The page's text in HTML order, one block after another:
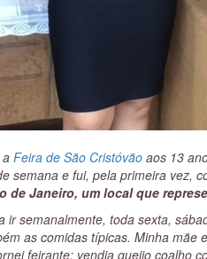
Feira de São Cristóvão aos 13
semana e fui, pela primeira vez,
de Janeiro, um local que
ir semanalmente, toda sexta,
as comidas típicas. Minha mãe
feirante: vendia queijo coalho